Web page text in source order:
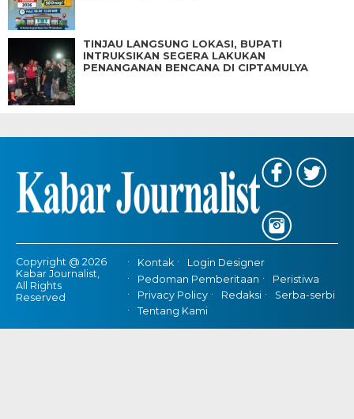
TINJAU LANGSUNG LOKASI, BUPATI
INTRUKSIKAN SEGERA LAKUKAN
PENANGANAN BENCANA DI CIPTAMULYA
Copyright @ 2026
Kabar Journalist,
All Rights
Reserved
Kontak
Login Designer
Pedoman Pemberitaan
Peristiwa
Privacy Policy
Redaksi
Serba-serbi
Tentang Kami